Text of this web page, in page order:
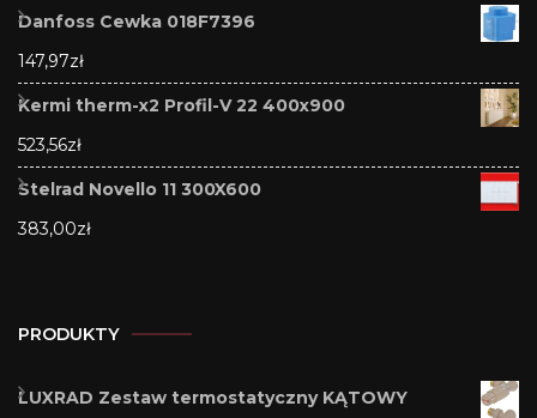
Danfoss Cewka 018F7396
147,97zł
Kermi therm-x2 Profil-V 22 400x900
523,56zł
Stelrad Novello 11 300X600
383,00zł
PRODUKTY
LUXRAD Zestaw termostatyczny KĄTOWY